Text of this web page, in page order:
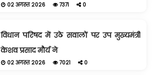
02 अगस्त 2026 7371 0
विधान परिषद में उठे सवालों पर उप मुख्यमंत्री
केशव प्रसाद मौर्य ने
02 अगस्त 2026 7021 0